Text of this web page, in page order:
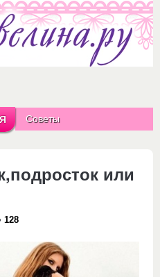
Советы
или
128